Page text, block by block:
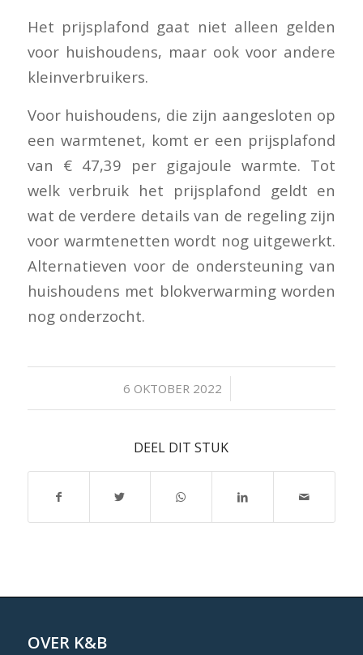
Het prijsplafond gaat niet alleen gelden
voor huishoudens, maar ook voor andere
kleinverbruikers.
Voor huishoudens, die zijn aangesloten op
een warmtenet, komt er een prijsplafond
van € 47,39 per gigajoule warmte. Tot
welk verbruik het prijsplafond geldt en
wat de verdere details van de regeling zijn
voor warmtenetten wordt nog uitgewerkt.
Alternatieven voor de ondersteuning van
huishoudens met blokverwarming worden
nog onderzocht.
6 OKTOBER 2022
/
DEEL DIT STUK
OVER K&B